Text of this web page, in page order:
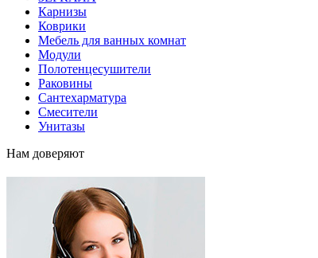
Карнизы
Коврики
Мебель для ванных комнат
Модули
Полотенцесушители
Раковины
Сантехарматура
Смесители
Унитазы
Нам доверяют